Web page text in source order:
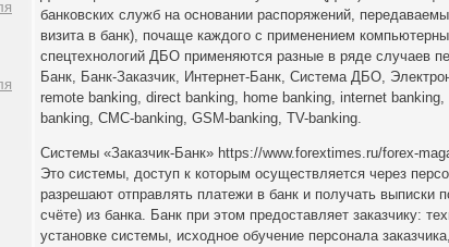
банковских служб на основании распоряжений,
визита в банк), почаще каждого с применением
спецтехнологий ДБО применяются разные в ряде случаев
Банк, Банк-Заказчик, Интернет-Банк, Система ДБО,
remote banking, direct banking, home banking, internet
banking, СМС-banking, GSM-banking, TV-banking.
Системы «Заказчик-Банк» https://www.forextimes.ru/forex-
Это системы, доступ к которым осуществляется через
разрешают отправлять платежи в банк и получать
счёте) из банка. Банк при этом предоставляет заказчику:
установке системы, исходное обучение персонала